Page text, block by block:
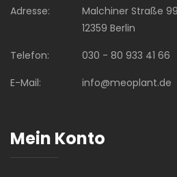
Adresse:
Malchiner Straße 99
12359 Berlin
Telefon:
030 - 80 933 41 66
E-Mail:
info@meoplant.de
Mein Konto